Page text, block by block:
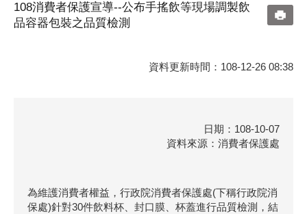
108消費者保護宣導--公布手搖飲等現場調製飲
品容器包裝之品質檢測
資料更新時間：108-12-26 08:38
日期：108-10-07
資料來源：消費者保護處
為維護消費者權益，行政院消費者保護處(下稱行政院消
保處)針對30件飲料杯、封口膜、杯蓋進行品質檢測，結